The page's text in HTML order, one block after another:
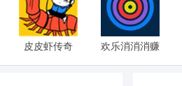
皮皮虾传奇
欢乐消消消赚
钱版